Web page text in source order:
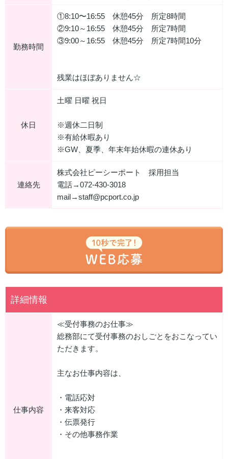
勤務時間
①8:10〜16:55 休憩45分 所定8時間
②9:10～16:55 休憩45分 所定7時間
③9:00～16:55 休憩45分 所定7時間10分
残業はほぼありません☆
休日
土曜 日曜 祝日
※週休二日制
※有給休暇あり
※GW、夏季、年末年始休暇の連休あり
連絡先
株式会社ピーシーポート 採用担当
電話→072-430-3018
mail→staff@pcport.co.jp
詳細情報
仕事内容
≪受付事務のお仕事≫
総務部にて受付事務のおしごとをおこなってい
ただきます。
主なお仕事内容は、
・電話応対
・来客対応
・伝票発行
・その他事務作業